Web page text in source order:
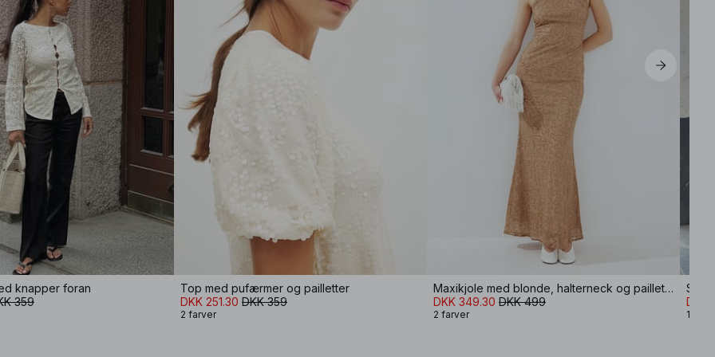
knapper foran
359
Top med pufærmer og pailletter
DKK 251.30 DKK 359
2 farver
Maxikjole med blonde, halterneck og pailletter
DKK 349.30 DKK 499
2 farver
DKK
12